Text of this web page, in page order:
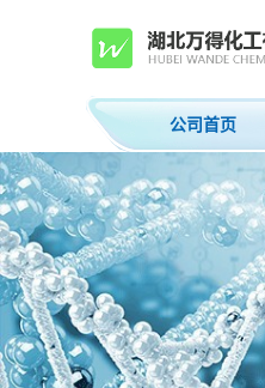
公司首页